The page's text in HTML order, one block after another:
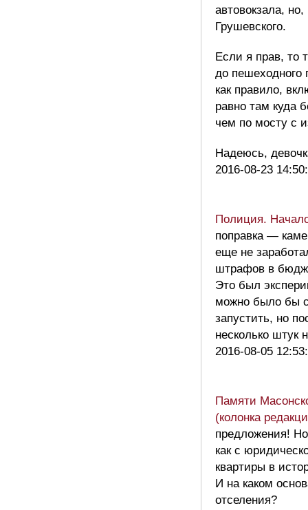
автовокзала,
Грушевского.
Если я прав, то
до пешеходного
как правило,
равно там куда
чем по мосту с
Надеюсь,
2016-08-23
Полиция.
поправка —
еще не
штрафов в
Это был
можно было бы
запустить, но
несколько
2016-08-05
Памяти
(колонка
предложения!
как с
квартиры в
И на каком
отселения?